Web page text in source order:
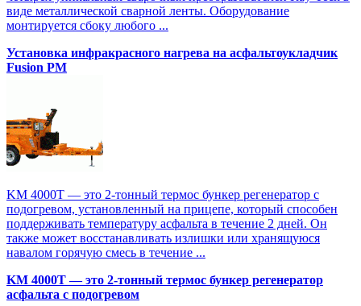
виде металлической сварной ленты. Оборудование
монтируется сбоку любого ...
Установка инфракрасного нагрева на асфальтоукладчик
Fusion PM
KM 4000T — это 2-тонный термос бункер регенератор с
подогревом, установленный на прицепе, который способен
поддерживать температуру асфальта в течение 2 дней. Он
также может восстанавливать излишки или хранящуюся
навалом горячую смесь в течение ...
KM 4000T — это 2-тонный термос бункер регенератор
асфальта с подогревом